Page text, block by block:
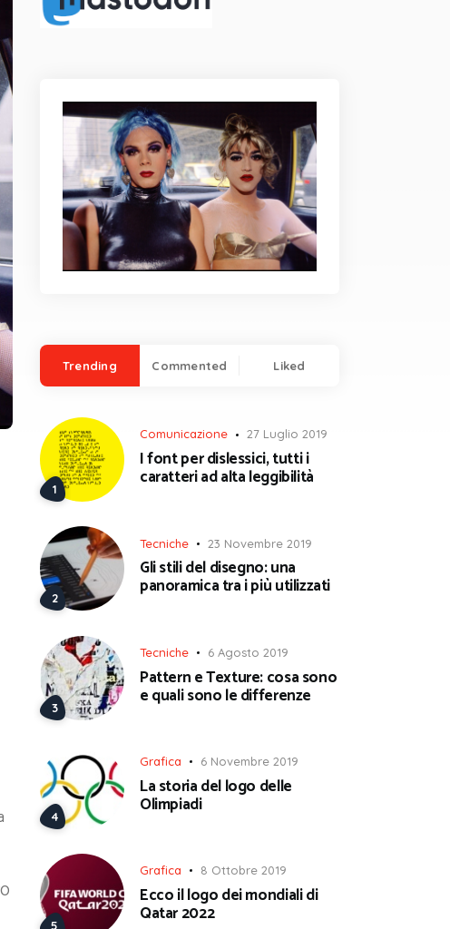
Trending Commented Liked
Comunicazione 27 Luglio 2019
I font per dislessici, tutti i
caratteri ad alta leggibilità
Tecniche 23 Novembre 2019
Gli stili del disegno: una
panoramica tra i più utilizzati
Tecniche 6 Agosto 2019
Pattern e Texture: cosa sono
e quali sono le differenze
Grafica 6 Novembre 2019
La storia del logo delle
Olimpiadi
Grafica 8 Ottobre 2019
Ecco il logo dei mondiali di
Qatar 2022